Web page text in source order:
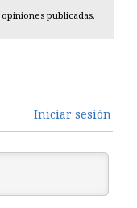
publicadas.
Iniciar sesión